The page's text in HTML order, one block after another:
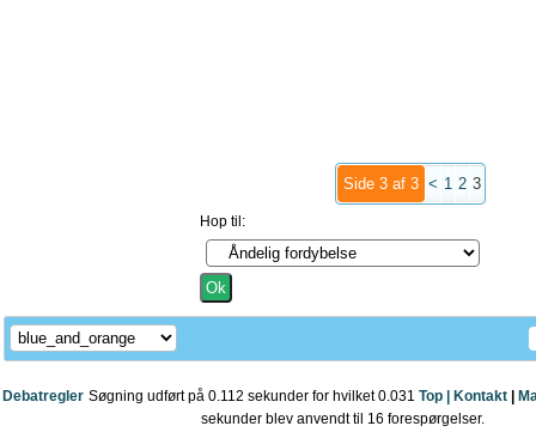
Side 3 af 3 < 1 2 3
Hop til:
Debatregler Top | Kontakt
Søgning udført på 0.112 sekunder for hvilket 0.031
sekunder blev anvendt til 16 forespørgelser.